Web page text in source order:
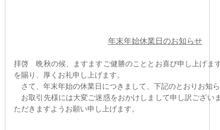
年末年始休業日のお知らせ
拝啓 晩秋の候、ますますご健勝のこととお喜び申し上げま
を賜り、厚くお礼申し上げます。
さて、年末年始の休業日につきまして、下記のとおりお知
お取引先様には大変ご迷惑をおかけしまして申し訳ござい
ただきますようお願い申し上げます。